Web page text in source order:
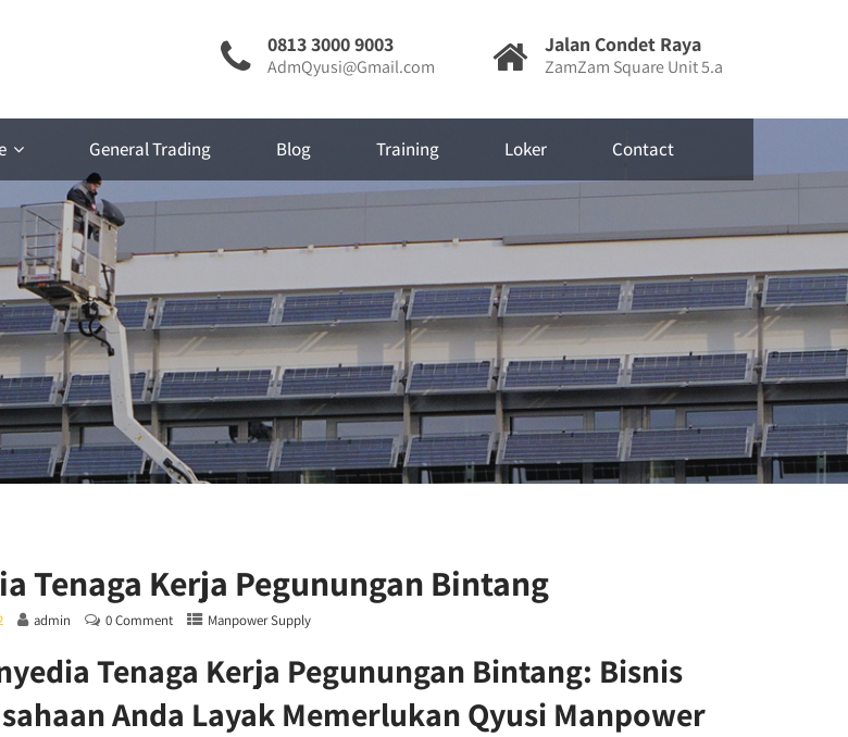
0813 3000 9003
AdmQyusi@Gmail.com
Jalan Condet Raya
ZamZam Square Unit 5.a
General Trading Blog Training Loker Contact
Tenaga Kerja Pegunungan Bintang
admin 0 Comment Manpower Supply
Tenaga Kerja Pegunungan Bintang: Bisnis
Anda Layak Memerlukan Qyusi Manpower